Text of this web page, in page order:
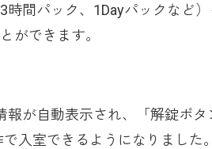
間パック、1Dayパックなど）
ができます。
が自動表示され、「解錠ボタ
入室できるようになりました。